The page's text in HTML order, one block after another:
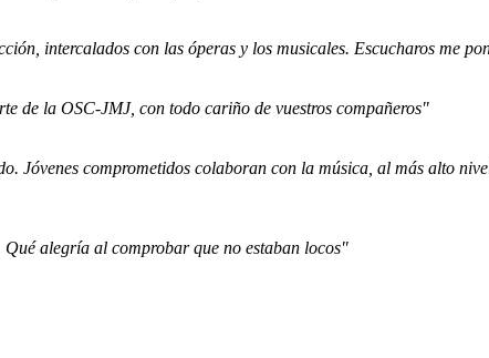
intercalados con las óperas y los musicales. Escucharos me
de la OSC-JMJ, con todo cariño de vuestros compañeros"
Jóvenes comprometidos colaboran con la música, al más alto
alegría al comprobar que no estaban locos"